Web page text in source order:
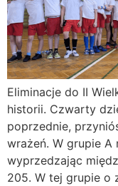
Eliminacje do II
historii. Czwarty
poprzednie,
wrażeń. W grupie A
wyprzedzając
205. W tej grupie o